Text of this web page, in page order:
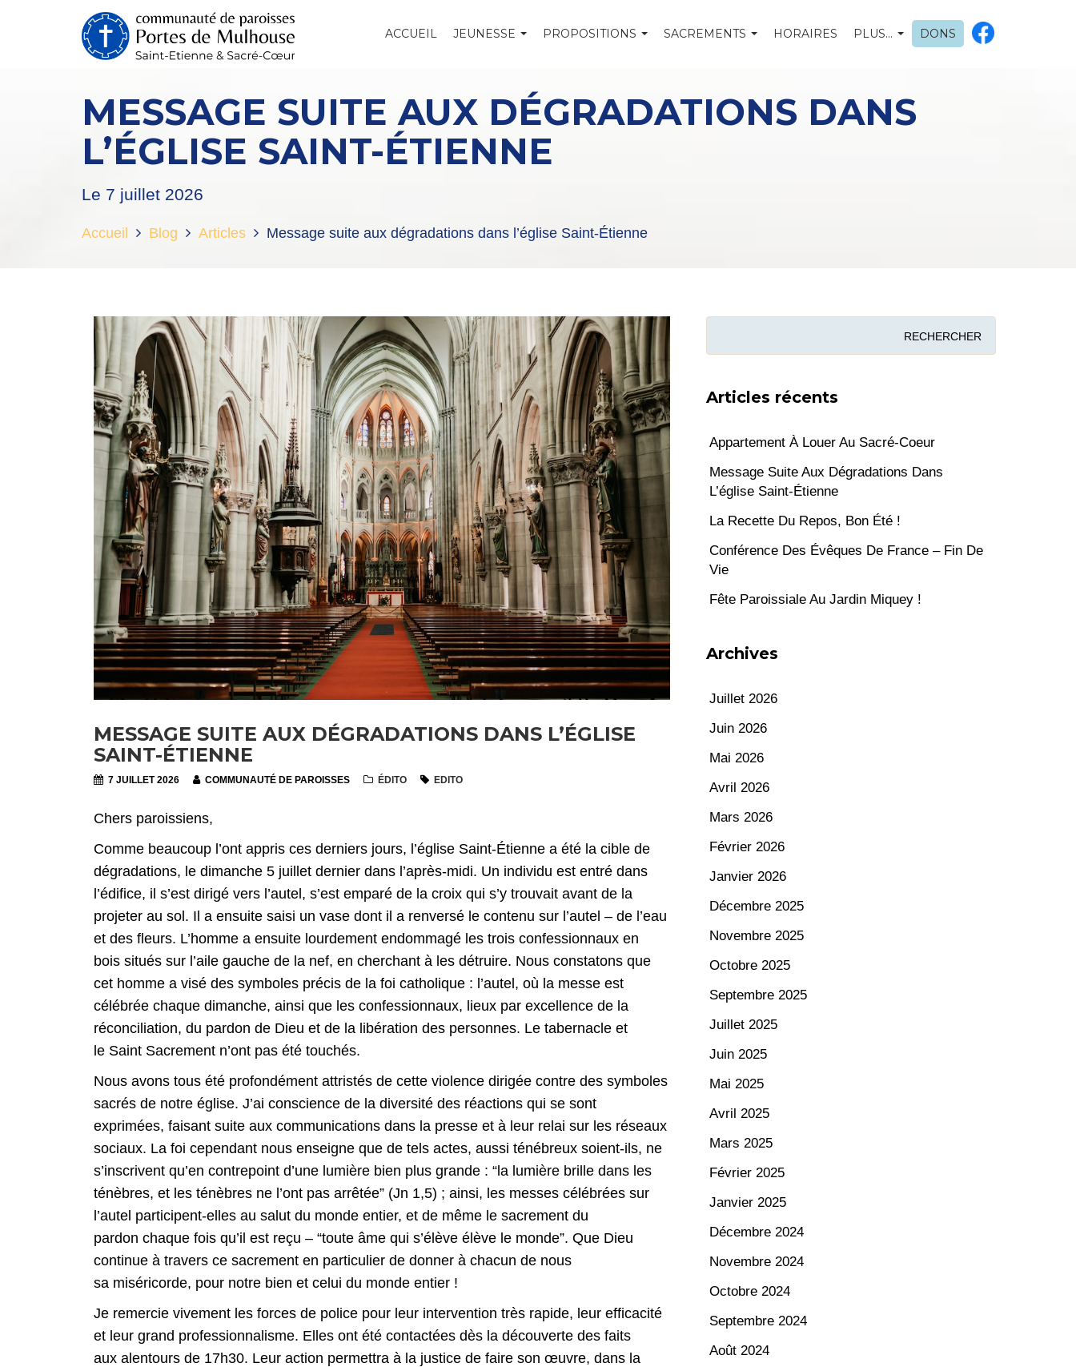
ACCUEIL JEUNESSE PROPOSITIONS SACREMENTS HORAIRES PLUS… DONS
MESSAGE SUITE AUX DÉGRADATIONS DANS
L’ÉGLISE SAINT-ÉTIENNE
Le 7 juillet 2026
Accueil Blog Articles Message suite aux dégradations dans l’église Saint-Étienne
MESSAGE SUITE AUX DÉGRADATIONS DANS L’ÉGLISE
SAINT-ÉTIENNE
7 JUILLET 2026 COMMUNAUTÉ DE PAROISSES ÉDITO EDITO
Chers paroissiens,
Comme beaucoup l’ont appris ces derniers jours, l’église Saint-Étienne a été la cible de
dégradations, le dimanche 5 juillet dernier dans l’après-midi. Un individu est entré dans
l’édifice, il s’est dirigé vers l’autel, s’est emparé de la croix qui s’y trouvait avant de la
projeter au sol. Il a ensuite saisi un vase dont il a renversé le contenu sur l’autel – de l’eau
et des fleurs. L’homme a ensuite lourdement endommagé les trois confessionnaux en
bois situés sur l’aile gauche de la nef, en cherchant à les détruire. Nous constatons que
cet homme a visé des symboles précis de la foi catholique : l’autel, où la messe est
célébrée chaque dimanche, ainsi que les confessionnaux, lieux par excellence de la
réconciliation, du pardon de Dieu et de la libération des personnes. Le tabernacle et
le Saint Sacrement n’ont pas été touchés.
Nous avons tous été profondément attristés de cette violence dirigée contre des symboles
sacrés de notre église. J’ai conscience de la diversité des réactions qui se sont
exprimées, faisant suite aux communications dans la presse et à leur relai sur les réseaux
sociaux. La foi cependant nous enseigne que de tels actes, aussi ténébreux soient-ils, ne
s’inscrivent qu’en contrepoint d’une lumière bien plus grande : “la lumière brille dans les
ténèbres, et les ténèbres ne l’ont pas arrêtée” (Jn 1,5) ; ainsi, les messes célébrées sur
l’autel participent-elles au salut du monde entier, et de même le sacrement du
pardon chaque fois qu’il est reçu – “toute âme qui s’élève élève le monde”. Que Dieu
continue à travers ce sacrement en particulier de donner à chacun de nous
sa miséricorde, pour notre bien et celui du monde entier !
Je remercie vivement les forces de police pour leur intervention très rapide, leur efficacité
et leur grand professionnalisme. Elles ont été contactées dès la découverte des faits
aux alentours de 17h30. Leur action permettra à la justice de faire son œuvre, dans la
Articles récents
Appartement À Louer Au Sacré-Coeur
Message Suite Aux Dégradations Dans
L’église Saint-Étienne
La Recette Du Repos, Bon Été !
Conférence Des Évêques De France – Fin De
Vie
Fête Paroissiale Au Jardin Miquey !
Archives
Juillet 2026
Juin 2026
Mai 2026
Avril 2026
Mars 2026
Février 2026
Janvier 2026
Décembre 2025
Novembre 2025
Octobre 2025
Septembre 2025
Juillet 2025
Juin 2025
Mai 2025
Avril 2025
Mars 2025
Février 2025
Janvier 2025
Décembre 2024
Novembre 2024
Octobre 2024
Septembre 2024
Août 2024